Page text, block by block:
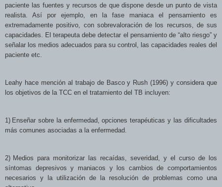
paciente las fuentes y recursos de que dispone desde un punto de vista
realista. Así por ejemplo, en la fase maniaca el pensamiento es
extremadamente positivo, con sobrevaloración de los recursos, de sus
capacidades. El terapeuta debe detectar el pensamiento de “alto riesgo” y
señalar los medios adecuados para su control, las capacidades reales del
paciente etc.
Leahy hace mención al trabajo de Basco y Rush (1996) y considera que
los objetivos de la TCC en el tratamiento del TB incluyen:
1) Enseñar sobre la enfermedad, opciones terapéuticas y las dificultades
más comunes asociadas a la enfermedad.
2) Medios para monitorizar las recaídas, severidad, y el curso de los
síntomas depresivos y maniacos y los cambios de comportamientos
necesarios y la utilización de la resolución de problemas como una